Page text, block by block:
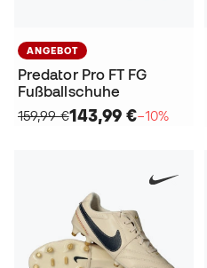
ANGEBOT
Predator Pro FT FG
Fußballschuhe
159,99 €143,99 €−10%